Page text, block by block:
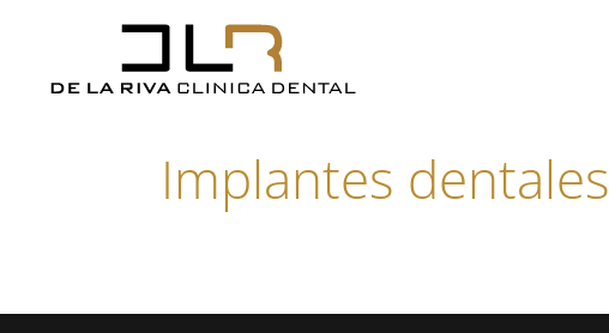
Implantes dentales